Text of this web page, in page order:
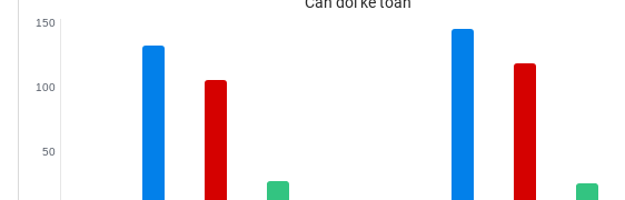
50
100
150
LIỆU